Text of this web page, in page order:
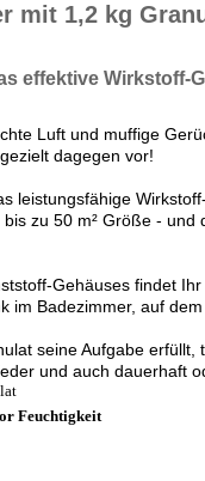
mit 1,2 kg
effektive Wirkstoff-
Luft und muffige
dagegen vor!
leistungsfähige
zu 50 m² Größe -
Gehäuses findet
Badezimmer, auf
seine Aufgabe erfüllt,
und auch dauerhaft
Feuchtigkeit